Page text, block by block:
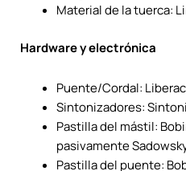
Material de la tuerca:
Hardware y electrónica
Puente/Cordal:
Sintonizadores:
Pastilla del mástil:
pasivamente
Pastilla del puente: